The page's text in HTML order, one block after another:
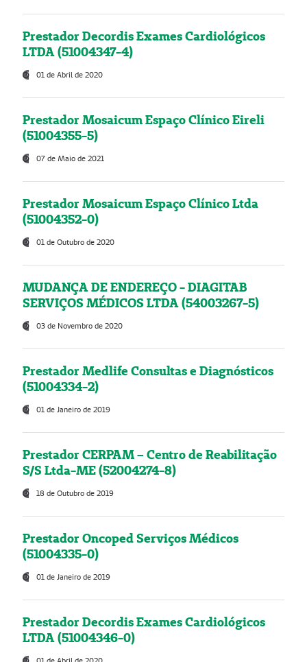
Prestador Decordis Exames Cardiológicos
LTDA (51004347-4)
01 de Abril de 2020
Prestador Mosaicum Espaço Clínico Eireli
(51004355-5)
07 de Maio de 2021
Prestador Mosaicum Espaço Clínico Ltda
(51004352-0)
01 de Outubro de 2020
MUDANÇA DE ENDEREÇO - DIAGITAB
SERVIÇOS MÉDICOS LTDA (54003267-5)
03 de Novembro de 2020
Prestador Medlife Consultas e Diagnósticos
(51004334-2)
01 de Janeiro de 2019
Prestador CERPAM – Centro de Reabilitação
S/S Ltda-ME (52004274-8)
18 de Outubro de 2019
Prestador Oncoped Serviços Médicos
(51004335-0)
01 de Janeiro de 2019
Prestador Decordis Exames Cardiológicos
LTDA (51004346-0)